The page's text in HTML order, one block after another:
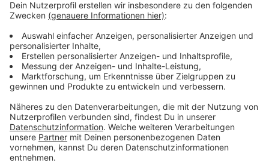
Schon einige Maßnahmen gegen Hitze
Anzeige
Es wurden in den letzten Jahren auch schon andere
der Neugestaltung der Fußgängerzone einen
Trinkwasserbrunnen in der Kernstadt, es wurden
zusammen mit der Bevölkerung einige neue Bäume
gepflanzt und Schottergärten seien nicht mehr